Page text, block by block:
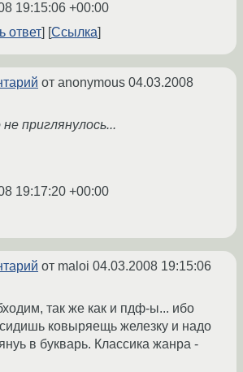
19:15:06 +00:00
ответ
Ссылка
от anonymous 04.03.2008
приглянулось...
19:17:20 +00:00
от maloi 04.03.2008 19:15:06
так же как и пдф-ы... ибо
ковыряещь железку и надо
в букварь. Классика жанра -